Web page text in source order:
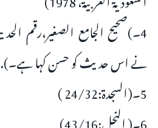
نے اس حدیث کو حسن کہا ہے۔).
5۔(السجدة:24/32 )
6۔( النحل:43/16)